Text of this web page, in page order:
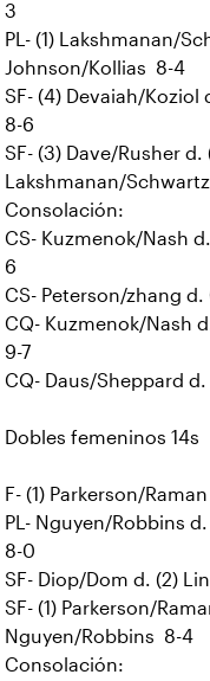
3
PL- (1) Lakshmanan/
Johnson/Kollias 8-4
SF- (4) Devaiah/Koziol
8-6
SF- (3) Dave/Rusher d.
Lakshmanan/
Consolación:
CS- Kuzmenok/Nash
6
CS- Peterson/zhang
CQ- Kuzmenok/Nash
9-7
CQ- Daus/Sheppard
Dobles femeninos 14s
F- (1) Parkerson/
PL- Nguyen/Robbins
8-0
SF- Diop/Dom d. (2)
SF- (1) Parkerson/
Nguyen/Robbins 8-4
Consolación: